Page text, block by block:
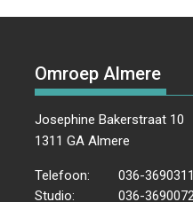
Omroep Almere
Josephine Bakerstraat 10
1311 GA Almere
Telefoon:
036-3690311
Studio:
036-